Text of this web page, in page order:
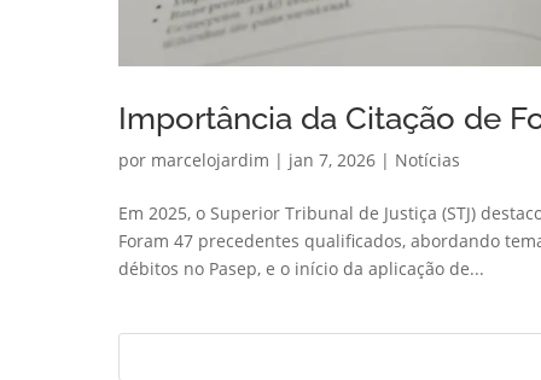
Importância da Citação de
por marcelojardim | jan 7, 2026 | Notícias
Em 2025, o Superior Tribunal de Justiça (STJ)
Foram 47 precedentes qualificados, abordando
débitos no Pasep, e o início da aplicação de...